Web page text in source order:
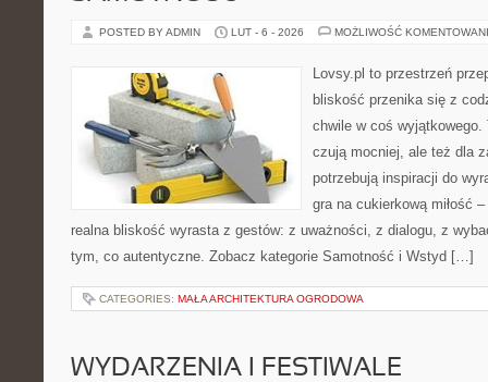
POSTED BY ADMIN LUT - 6 - 2026 MOŻLIWOŚĆ
Lovsy.pl to przestrzeń
bliskość przenika się z
chwile w coś
czują mocniej, ale też dla
potrzebują inspiracji do
gra na cukierkową miłość
realna bliskość wyrasta z gestów: z uważności, z dialogu, z
tym, co autentyczne. Zobacz kategorie Samotność i Wstyd […]
CATEGORIES: MAŁA ARCHITEKTURA OGRODOWA
WYDARZENIA I FESTIWALE